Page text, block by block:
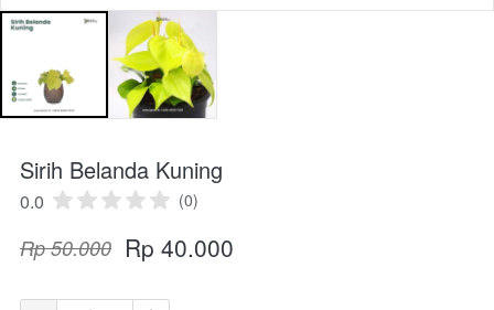
Sirih Belanda Kuning
0.0 (0)
Rp 50.000 Rp 40.000